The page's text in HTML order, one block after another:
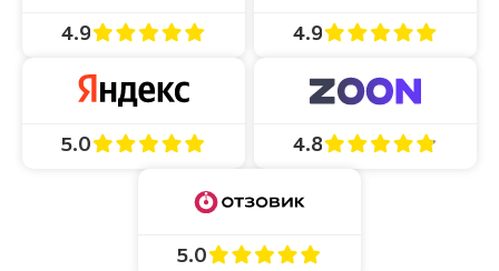
4.9 4.9
5.0 4.8
5.0